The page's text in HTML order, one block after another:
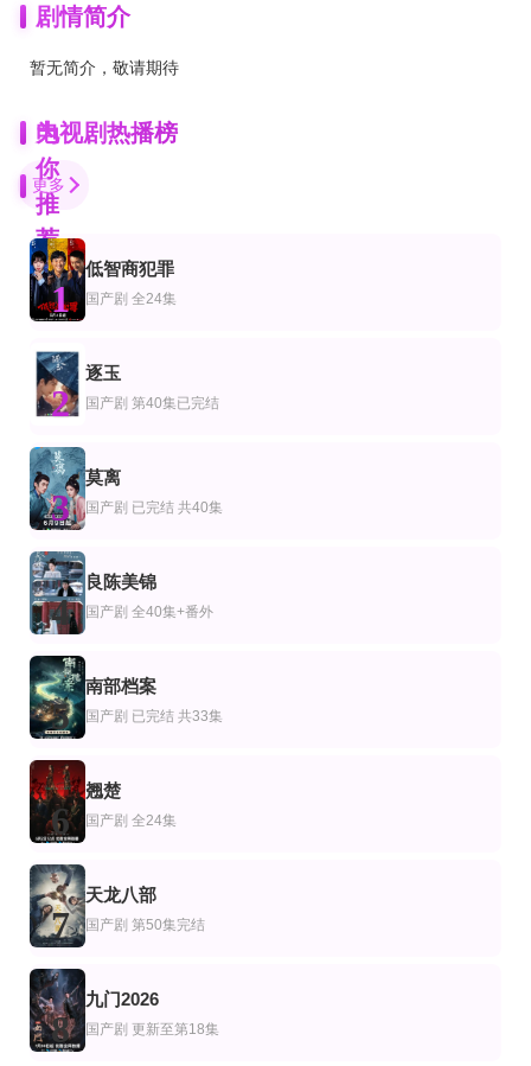
剧情简介
暂无简介，敬请期待
为
你
推
荐
全集
陆太太是来离婚的之慵便枕玉凉
全集
恶劣温柔
全集
莫欺少女穷
完结
她知道未来
已完结
大案组
全集
婚后沉溺
全集
穿书归来，我帮儿媳们乘风破浪
禹星臣＆张紫淋
完结
美味情缘粤语
吴启华,陈慧珊,马德钟,滕丽名,林峯,杨千嬅,徐濠萦,成奎安
已完结
羚羊号历险记第一季
John Quentin
全集
乖一点，再跑关起来
王子涵＆吴嘉欢
完结
丑闻第七季
凯丽·华盛顿,乔治·纽伯恩,杰瑞尔·普雷斯科特
全集
陷入和沈先生的热恋
成梓宁＆戢宇乾
刁蛮俏御医
张娜拉,高昊,唐宸禹,郭珍霓,蔡蝶
厨神王妃不好惹
叶皓然＆蔡卓音
家园第二季
电视剧热播榜
更多
1
低智商犯罪
国产剧 全24集
2
逐玉
国产剧 第40集已完结
3
莫离
国产剧 已完结 共40集
4
良陈美锦
国产剧 全40集+番外
5
南部档案
国产剧 已完结 共33集
6
翘楚
国产剧 全24集
7
天龙八部
国产剧 第50集完结
8
九门2026
国产剧 更新至第18集